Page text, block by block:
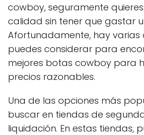
cowboy, seguramente
calidad sin tener que gastar
Afortunadamente, hay varias
puedes considerar para
mejores botas cowboy para
precios razonables.
Una de las opciones más
buscar en tiendas de
liquidación. En estas tiendas,